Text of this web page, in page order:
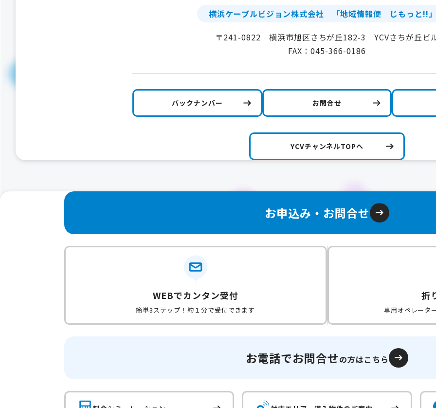
横浜ケーブルビジョン株式会社
「地域情報便 じもっと!!
〒241-0822 横浜市旭区さちが丘182-3 YCVさちが丘ビ
FAX：045-366-0186
バックナンバー お問合せ
YCVチャンネルTOPへ
お申込み・お問合せ
WEBでカンタン受付
簡単3ステップ！約１分で受付できます
折
専用オペレータ
お電話でお問合せの方はこちら